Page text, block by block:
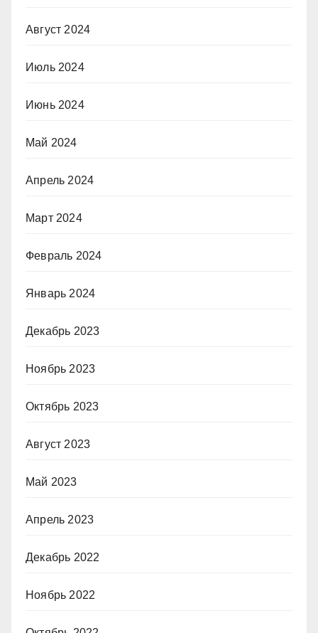
Август 2024
Июль 2024
Июнь 2024
Май 2024
Апрель 2024
Март 2024
Февраль 2024
Январь 2024
Декабрь 2023
Ноябрь 2023
Октябрь 2023
Август 2023
Май 2023
Апрель 2023
Декабрь 2022
Ноябрь 2022